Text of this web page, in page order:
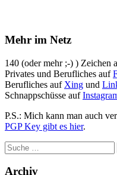
Mehr im Netz
140 (oder mehr ;-) ) Zeichen
Privates und Berufliches auf
Berufliches auf Xing und
Schnappschüsse auf
P.S.: Mich kann man auch
PGP Key gibt es hier.
Archiv